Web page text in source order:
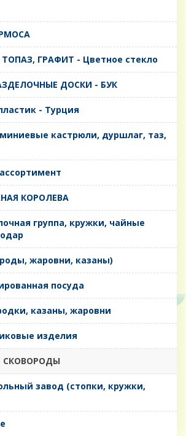
ГРАФИТ - Цветное стекло
ДОСКИ - БУК
- Турция
кастрюли, дуршлаг, таз,
КОРОЛЕВА
группа, кружки, чайные
жаровни, казаны)
посуда
казаны, жаровни
изделия
СКОВОРОДЫ
завод (стопки, кружки,